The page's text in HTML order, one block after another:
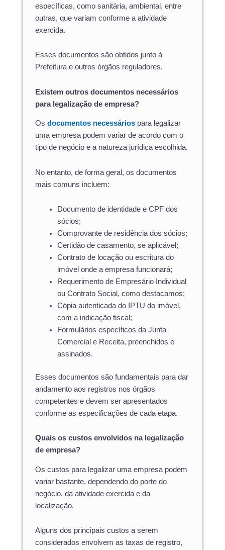
específicas, como sanitária, ambiental, entre
outras, que variam conforme a atividade
exercida.
Esses documentos são obtidos junto à
Prefeitura e outros órgãos reguladores.
Existem outros documentos necessários
para legalização de empresa?
Os documentos necessários para legalizar
uma empresa podem variar de acordo com o
tipo de negócio e a natureza jurídica escolhida.
No entanto, de forma geral, os documentos
mais comuns incluem:
Documento de identidade e CPF dos
sócios;
Comprovante de residência dos sócios;
Certidão de casamento, se aplicável;
Contrato de locação ou escritura do
imóvel onde a empresa funcionará;
Requerimento de Empresário Individual
ou Contrato Social, como destacamos;
Cópia autenticada do IPTU do imóvel,
com a indicação fiscal;
Formulários específicos da Junta
Comercial e Receita, preenchidos e
assinados.
Esses documentos são fundamentais para dar
andamento aos registros nos órgãos
competentes e devem ser apresentados
conforme as especificações de cada etapa.
Quais os custos envolvidos na legalização
de empresa?
Os custos para legalizar uma empresa podem
variar bastante, dependendo do porte do
negócio, da atividade exercida e da
localização.
Alguns dos principais custos a serem
considerados envolvem as taxas de registro,